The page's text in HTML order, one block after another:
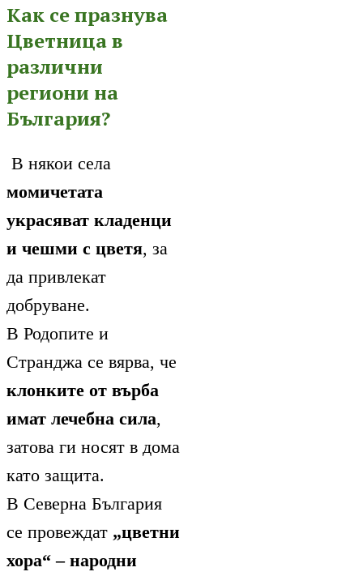
Как се празнува
Цветница в
различни
региони на
България?
В някои села
момичетата
украсяват кладенци
и чешми с цветя, за
да привлекат
добруване.
В Родопите и
Странджа се вярва, че
клонките от върба
имат лечебна сила,
затова ги носят в дома
като защита.
В Северна България
се провеждат „цветни
хора“ – народни